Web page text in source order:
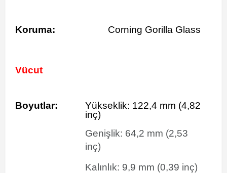
Koruma: Corning Gorilla Glass
Vücut
Boyutlar: Yükseklik: 122,4 mm (4,82
inç)
Genişlik: 64,2 mm (2,53
inç)
Kalınlık: 9,9 mm (0,39 inç)